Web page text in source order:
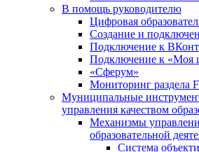
В помощь руководителю
Цифровая
Создание и
Подключение к
Подключение к «Моя
«Сферум»
Мониторинг раздела
Муниципальные
управления качеством
Механизмы
образовательной
Система